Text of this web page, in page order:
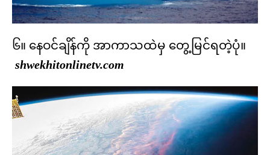
၆။ နေဝင်ချိန်ကို အာကာသထဲမှ တွေ့မြင်ရတဲ့ပုံ။
shwekhitonlinetv.com